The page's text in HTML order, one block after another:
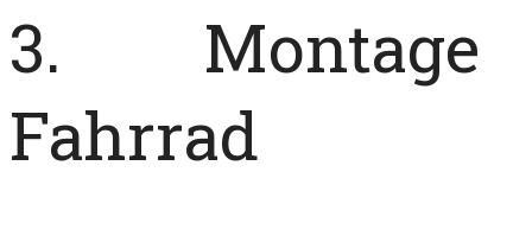
3.
Fahrrad